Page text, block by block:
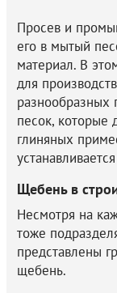
Просев и
его в мытый
материал. В
для
разнообразных
песок, которые
глиняных
Щебень в
Несмотря на
тоже
представлены
щебень.